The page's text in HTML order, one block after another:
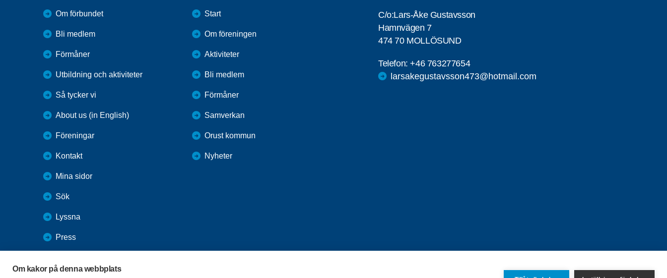
Om kakor på denna webbplats
Om förbundet
Bli medlem
Förmåner
Utbildning och aktiviteter
Så tycker vi
About us (in English)
Föreningar
Kontakt
Mina sidor
Sök
Lyssna
Press
Start
Om föreningen
Aktiviteter
Bli medlem
Förmåner
Samverkan
Orust kommun
Nyheter
C/o:Lars-Åke Gustavsson
Hamnvägen 7
474 70 MOLLÖSUND
Telefon:+46 763277654
larsakegustavsson473@hotmail.com